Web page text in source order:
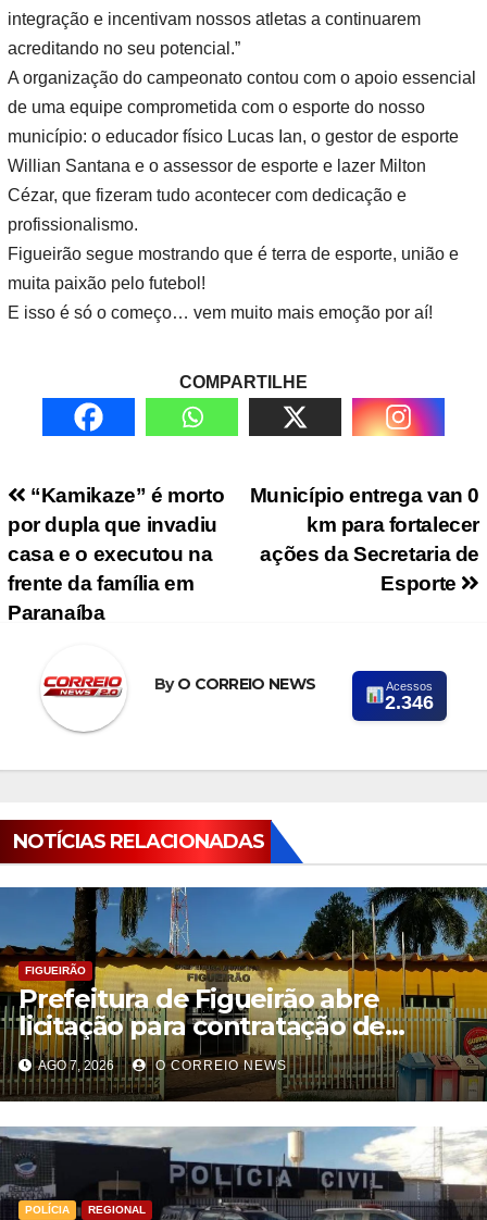
integração e incentivam nossos atletas a continuarem
acreditando no seu potencial.”
A organização do campeonato contou com o apoio essencial
de uma equipe comprometida com o esporte do nosso
município: o educador físico Lucas Ian, o gestor de esporte
Willian Santana e o assessor de esporte e lazer Milton
Cézar, que fizeram tudo acontecer com dedicação e
profissionalismo.
Figueirão segue mostrando que é terra de esporte, união e
muita paixão pelo futebol!
E isso é só o começo… vem muito mais emoção por aí!
COMPARTILHE
Navegação de PostMunicípio entrega van 0
km para fortalecer
ações da Secretaria de
Esporte
“Kamikaze” é morto
por dupla que invadiu
casa e o executou na
frente da família em
Paranaíba
ByO CORREIO NEWS Acessos
2.346
NOTÍCIAS RELACIONADAS
FIGUEIRÃO
Prefeitura de Figueirão abre
licitação para contratação de
estrutura de eventos
AGO 7, 2026 O CORREIO NEWS
POLÍCIA REGIONAL